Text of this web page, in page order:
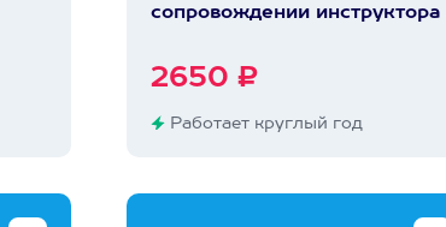
сопровождении инструктора
2650 ₽
Работает круглый год